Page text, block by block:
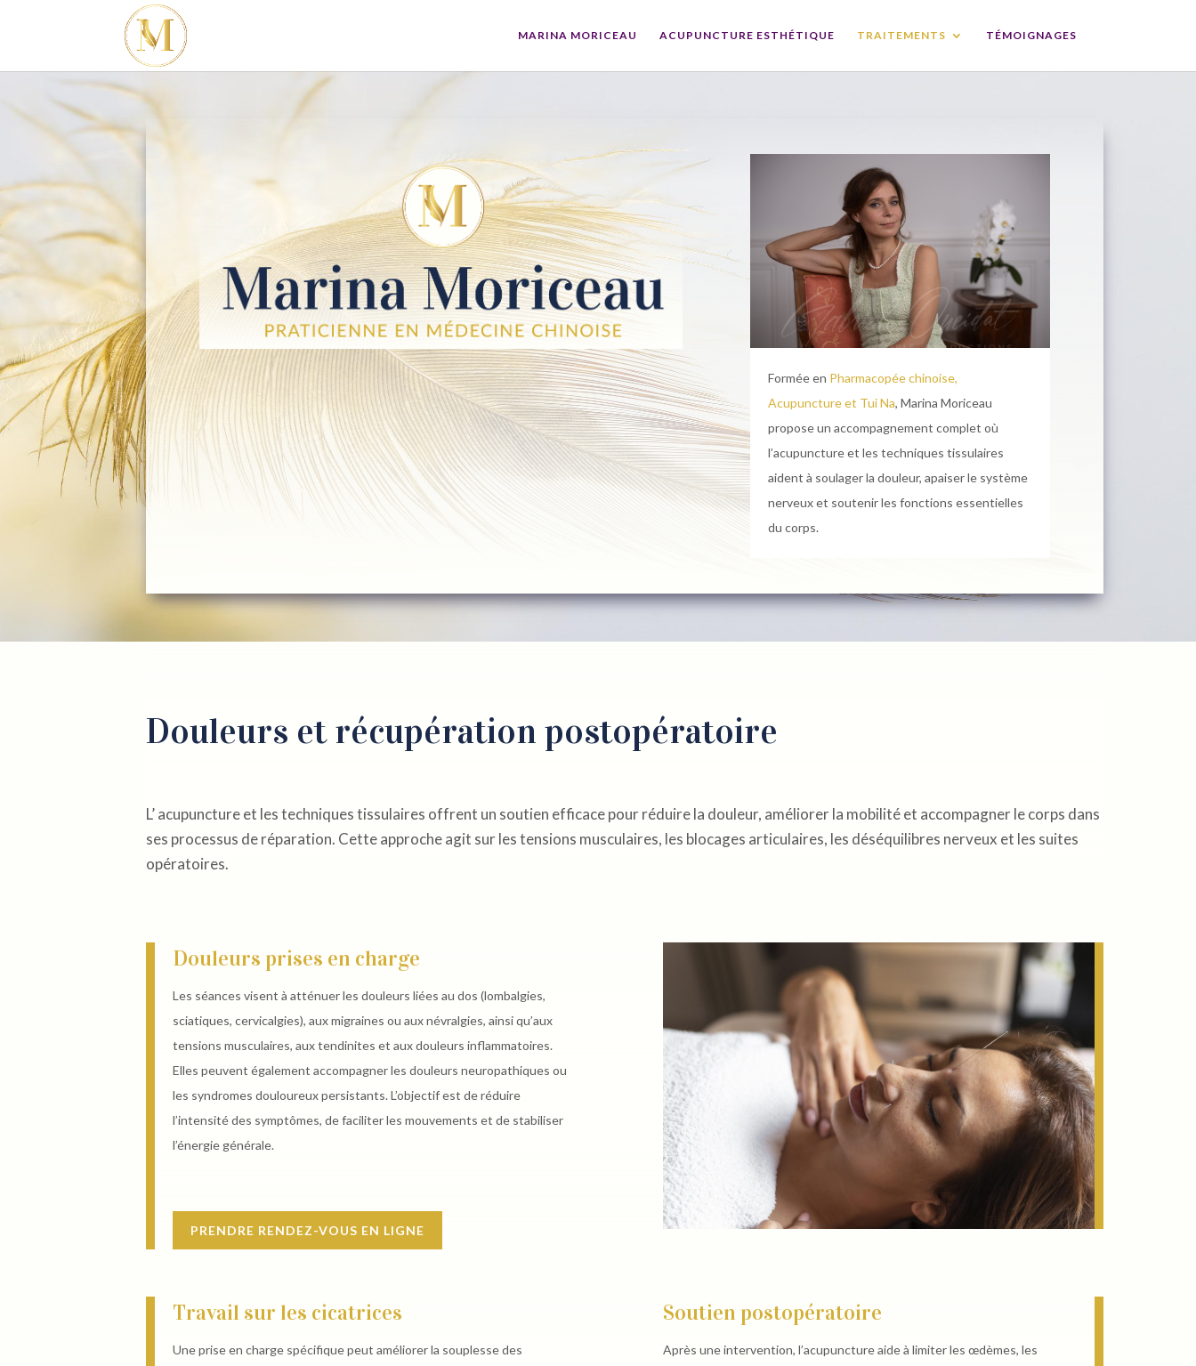
MARINA MORICEAU ACUPUNCTURE ESTHÉTIQUE TRAITEMENTS TÉMOIGNAGES
Formée en Pharmacopée chinoise,
Acupuncture et Tui Na, Marina Moriceau
propose un accompagnement complet où
l’acupuncture et les techniques tissulaires
aident à soulager la douleur, apaiser le système
nerveux et soutenir les fonctions essentielles
du corps.
Douleurs et récupération postopératoire
L’ acupuncture et les techniques tissulaires offrent un soutien efficace pour réduire la douleur, améliorer la mobilité et accompagner le corps dans
ses processus de réparation. Cette approche agit sur les tensions musculaires, les blocages articulaires, les déséquilibres nerveux et les suites
opératoires.
Douleurs prises en charge
Les séances visent à atténuer les douleurs liées au dos (lombalgies,
sciatiques, cervicalgies), aux migraines ou aux névralgies, ainsi qu’aux
tensions musculaires, aux tendinites et aux douleurs inflammatoires.
Elles peuvent également accompagner les douleurs neuropathiques ou
les syndromes douloureux persistants. L’objectif est de réduire
l’intensité des symptômes, de faciliter les mouvements et de stabiliser
l’énergie générale.
PRENDRE RENDEZ-VOUS EN LIGNE
Travail sur les cicatrices
Une prise en charge spécifique peut améliorer la souplesse des
Soutien postopératoire
Après une intervention, l’acupuncture aide à limiter les œdèmes, les